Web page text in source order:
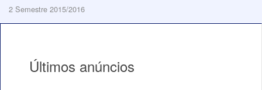
2 Semestre 2015/2016
Últimos anúncios